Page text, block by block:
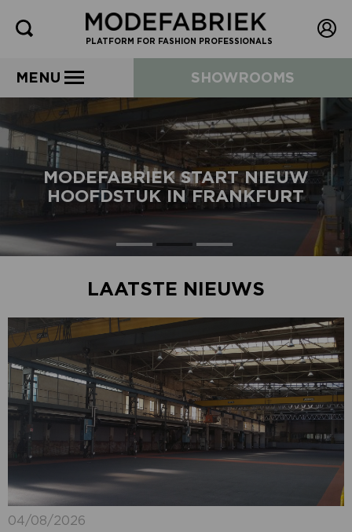
PLATFORM FOR FASHION PROFESSIONALS
MENU SHOWROOMS
MODEFABRIEK START NIEUW
HOOFDSTUK IN FRANKFURT
LAATSTE NIEUWS
04/08/2026